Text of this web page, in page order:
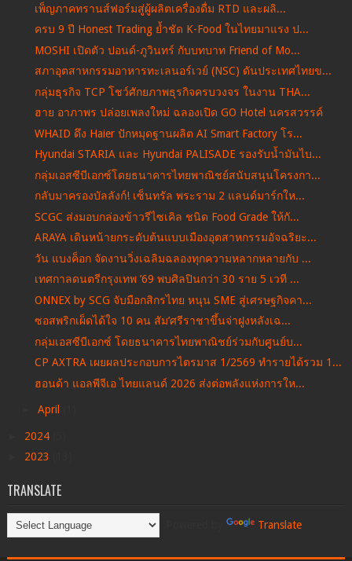
เพ็ญภาคทรานส์ฟอร์มสู่ผู้ผลิตเครื่องดื่ม RTD และผลิ...
ครบ 9 ปี Honest Trading ย้ำชัด K-Food ในไทยมาแรง ป...
MOSHI เปิดตัว ปอนด์-ภูวินทร์ กับบทบาท Friend of Mo...
สภาอุตสาหกรรมอาหารทะเลนอร์เวย์ (NSC) ดันประเทศไทยข...
กลุ่มธุรกิจ TCP โชว์ศักยภาพธุรกิจครบวงจร ในงาน THA...
ฮาย อาภาพร ปล่อยเพลงใหม่ ฉลองเปิด GO Hotel นครสวรรค์
WHAID ดึง Haier ปักหมุดฐานผลิต AI Smart Factory โร...
Hyundai STARIA และ Hyundai PALISADE รองรับน้ำมันไบ...
กลุ่มเอสซีบีเอกซ์โดยธนาคารไทยพาณิชย์สนับสนุนโครงกา...
กลับมาครองบัลลังก์! เซ็นทรัล พระราม 2 แลนด์มาร์กให...
SCGC ส่งมอบกล่องข้าวรีไซเคิล ชนิด Food Grade ให้กั...
ARAYA เดินหน้ายกระดับต้นแบบเมืองอุตสาหกรรมอัจฉริยะ...
วัน แบงค็อก จัดงานวิ่งเฉลิมฉลองทุกความหลากหลายกับ ...
เทศกาลดนตรีกรุงเทพ ’69 พบศิลปินกว่า 30 ราย 5 เวที ...
ONNEX by SCG จับมือกสิกรไทย หนุน SME สู่เศรษฐกิจคา...
ซอสพริกเผ็ดได้ใจ 10 คน สัม’ศรีราชาขึ้นจ่าฝูงหลังเฉ...
กลุ่มเอสซีบีเอกซ์ โดยธนาคารไทยพาณิชย์ร่วมกับศูนย์บ...
CP AXTRA เผยผลประกอบการไตรมาส 1/2569 ทำรายได้รวม 1...
ฮอนด้า แอลพีจีเอ ไทยแลนด์ 2026 ส่งต่อพลังแห่งการให...
April
2024
2023
TRANSLATE
Translate